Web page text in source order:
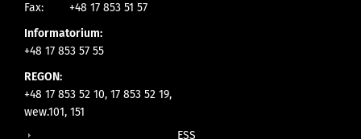
Fax:
+48 17 853 51 57
Informatorium:
+48 17 853 57 55
REGON:
+48 17 853 52 10, 17 853 52 19,
wew.101, 151
ESS